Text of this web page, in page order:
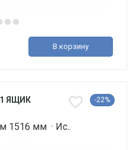
В корзину
ЯЩИК
-22%
1516 мм · Ис..